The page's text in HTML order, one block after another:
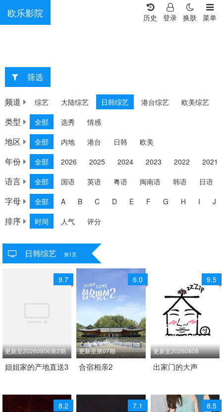
欧乐影院 菜单
换肤
登录
历史
筛选
频道 综艺 大陆综艺 日韩综艺 港台综艺 欧美综艺
类型 全部 选秀 情感
地区 全部 内地 港台 日韩 欧美
年份 全部 2026 2025 2024 2023 2022 2021
语言 全部 国语 英语 粤语 闽南语 韩语 日语
字母 全部 A B C D E F G H I J
排序 时间 人气 评分
日韩综艺 第1页
9.7
更新至20260806第2期
2026 / 韩国 / 韩语
姐姐家的产地直送3
6.0
更新至第07期
2026 / 韩国 / 韩语
合宿相亲2
9.5
更新至20260806
2024 / 韩国 / 韩语
出家门的大声
8.2 7.1 8.5